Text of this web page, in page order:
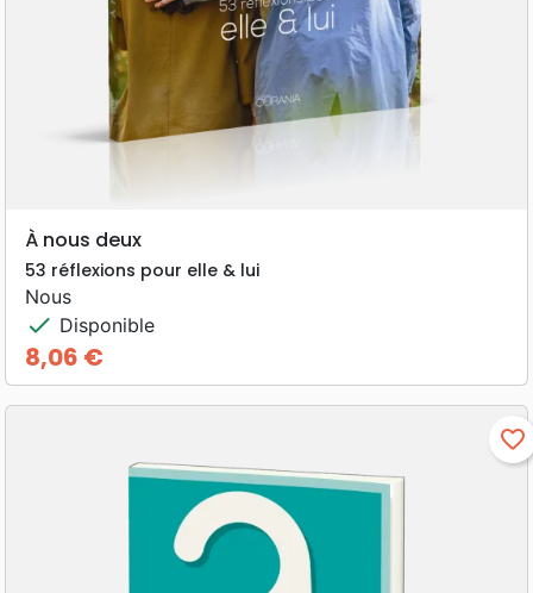
À nous deux
53 réflexions pour elle & lui
Nous
check Disponible
Prix
8,06 €
favorite_border